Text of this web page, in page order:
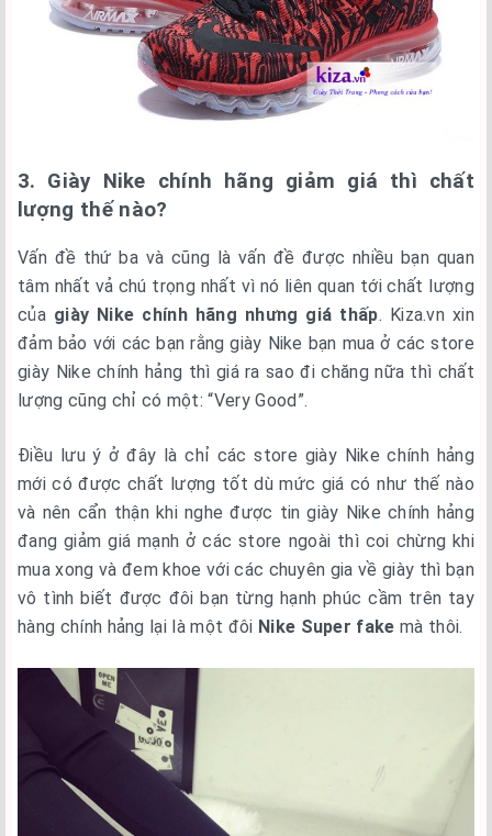
3. Giày Nike chính hãng giảm giá thì chất
lượng thế nào?
Vấn đề thứ ba và cũng là vấn đề được nhiều bạn quan
tâm nhất vả chú trọng nhất vì nó liên quan tới chất lượng
của giày Nike chính hãng nhưng giá thấp. Kiza.vn xin
đảm bảo với các bạn rằng giày Nike bạn mua ở các store
giày Nike chính hảng thì giá ra sao đi chăng nữa thì chất
lượng cũng chỉ có một: “Very Good”.
Điều lưu ý ở đây là chỉ các store giày Nike chính hảng
mới có được chất lượng tốt dù mức giá có như thế nào
và nên cẩn thận khi nghe được tin giày Nike chính hảng
đang giảm giá mạnh ở các store ngoài thì coi chừng khi
mua xong và đem khoe với các chuyên gia về giày thì bạn
vô tình biết được đôi bạn từng hạnh phúc cầm trên tay
hàng chính hảng lại là một đôi Nike Super fake mà thôi.